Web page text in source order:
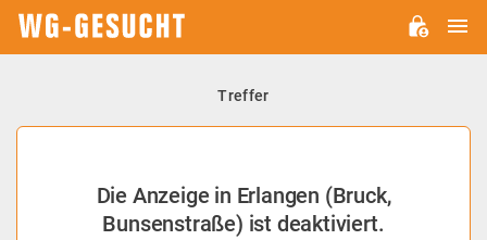
Treffer
Die Anzeige in Erlangen (Bruck,
Bunsenstraße) ist deaktiviert.